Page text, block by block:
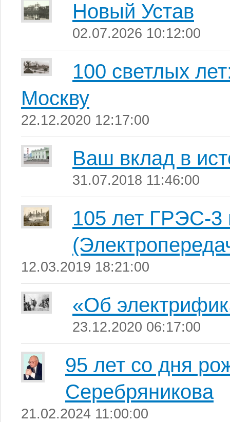
Новый Устав
02.07.2026 10:12:00
100 светлых
Москву
22.12.2020 12:17:00
Ваш вклад в
31.07.2018 11:46:00
105 лет ГРЭС-3
12.03.2019 18:21:00
«Об
23.12.2020 06:17:00
95 лет со дня
Серебряникова
21.02.2024 11:00:00